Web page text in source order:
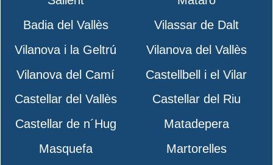
Badia del Vallès
Vilassar de Dalt
Vilanova i la Geltrú
Vilanova del Vallès
Vilanova del Camí
Castellbell i el Vilar
Castellar del Vallès
Castellar del Riu
Castellar de n´Hug
Matadepera
Masquefa
Martorelles